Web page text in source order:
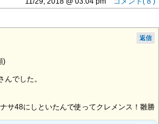
)
でした。
サ48にしといたんで使ってクレメンス！雛勝
返信